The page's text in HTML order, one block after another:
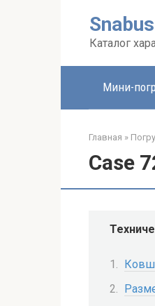
Каталог
Мини-
Главная »
Case
Ковш